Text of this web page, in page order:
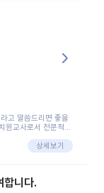
고 말씀드리면 좋을
원교사로서 전문적인
꼬망봇의 장점은 지
지 등그래도 좀 기본
마다 정보를 입력하는
있어서 좋았어요!앞
상세보기
합니다.